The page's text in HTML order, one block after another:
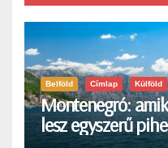
Belföld Címlap Külföld
Montenegró:
lesz egyszerű